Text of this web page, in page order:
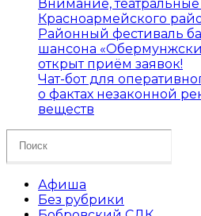
Внимание,
Красноармейского
Районный фестиваль
шансона
открыт приём заявок!
Чат-бот для
о фактах незаконной
веществ
this
website
Афиша
Без рубрики